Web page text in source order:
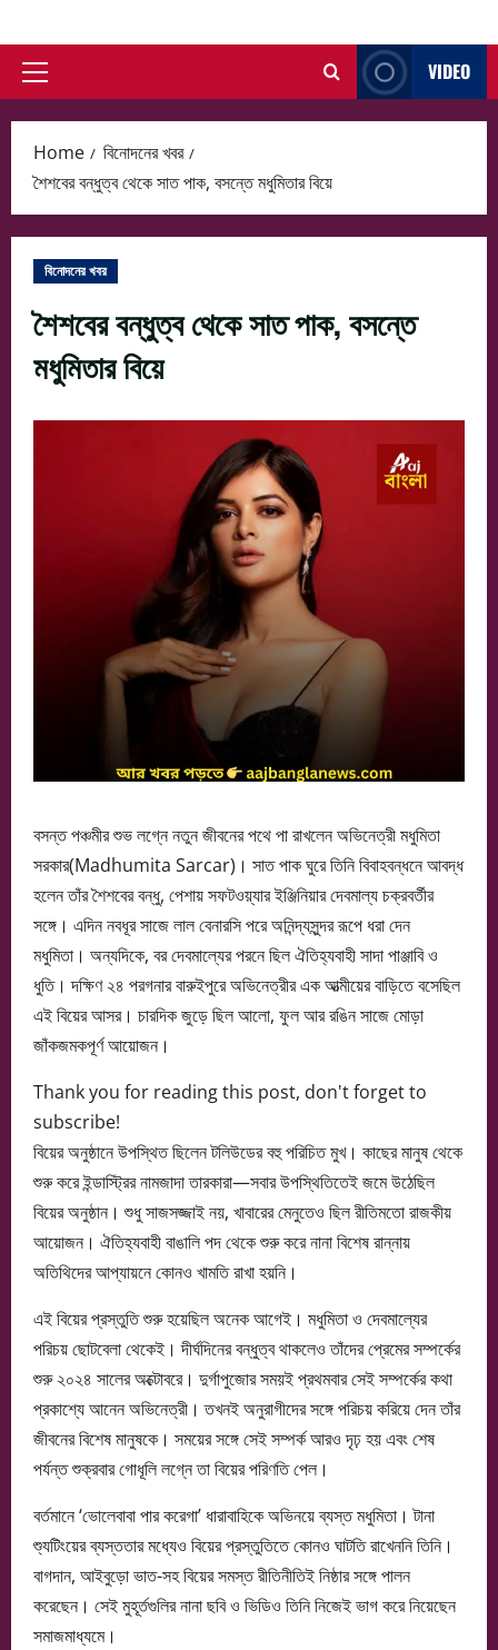
to
contentPrimary
VIDEO
Home
বিনোদনের খবর
শৈশবের বন্ধুত্ব থেকে সাত পাক, বসন্তে মধুমিতার বিয়ে
বিনোদনের খবর
শৈশবের বন্ধুত্ব থেকে সাত পাক, বসন্তে
মধুমিতার বিয়ে
বসন্ত পঞ্চমীর শুভ লগ্নে নতুন জীবনের পথে পা রাখলেন অভিনেত্রী মধুমিতা
সরকার(Madhumita Sarcar)। সাত পাক ঘুরে তিনি বিবাহবন্ধনে আবদ্ধ
হলেন তাঁর শৈশবের বন্ধু, পেশায় সফটওয়্যার ইঞ্জিনিয়ার দেবমাল্য চক্রবর্তীর
সঙ্গে। এদিন নবধূর সাজে লাল বেনারসি পরে অনিন্দ্যসুন্দর রূপে ধরা দেন
মধুমিতা। অন্যদিকে, বর দেবমাল্যের পরনে ছিল ঐতিহ্যবাহী সাদা পাঞ্জাবি ও
ধুতি। দক্ষিণ ২৪ পরগনার বারুইপুরে অভিনেত্রীর এক আত্মীয়ের বাড়িতে বসেছিল
এই বিয়ের আসর। চারদিক জুড়ে ছিল আলো, ফুল আর রঙিন সাজে মোড়া
জাঁকজমকপূর্ণ আয়োজন।
Thank you for reading this post, don't forget to
subscribe!
বিয়ের অনুষ্ঠানে উপস্থিত ছিলেন টলিউডের বহু পরিচিত মুখ। কাছের মানুষ থেকে
শুরু করে ইন্ডাস্ট্রির নামজাদা তারকারা—সবার উপস্থিতিতেই জমে উঠেছিল
বিয়ের অনুষ্ঠান। শুধু সাজসজ্জাই নয়, খাবারের মেনুতেও ছিল রীতিমতো রাজকীয়
আয়োজন। ঐতিহ্যবাহী বাঙালি পদ থেকে শুরু করে নানা বিশেষ রান্নায়
অতিথিদের আপ্যায়নে কোনও খামতি রাখা হয়নি।
এই বিয়ের প্রস্তুতি শুরু হয়েছিল অনেক আগেই। মধুমিতা ও দেবমাল্যের
পরিচয় ছোটবেলা থেকেই। দীর্ঘদিনের বন্ধুত্ব থাকলেও তাঁদের প্রেমের সম্পর্কের
শুরু ২০২৪ সালের অক্টোবরে। দুর্গাপুজোর সময়ই প্রথমবার সেই সম্পর্কের কথা
প্রকাশ্যে আনেন অভিনেত্রী। তখনই অনুরাগীদের সঙ্গে পরিচয় করিয়ে দেন তাঁর
জীবনের বিশেষ মানুষকে। সময়ের সঙ্গে সেই সম্পর্ক আরও দৃঢ় হয় এবং শেষ
পর্যন্ত শুক্রবার গোধূলি লগ্নে তা বিয়ের পরিণতি পেল।
বর্তমানে ‘ভোলেবাবা পার করেগা’ ধারাবাহিকে অভিনয়ে ব্যস্ত মধুমিতা। টানা
শ্যুটিংয়ের ব্যস্ততার মধ্যেও বিয়ের প্রস্তুতিতে কোনও ঘাটতি রাখেননি তিনি।
বাগদান, আইবুড়ো ভাত-সহ বিয়ের সমস্ত রীতিনীতিই নিষ্ঠার সঙ্গে পালন
করেছেন। সেই মুহূর্তগুলির নানা ছবি ও ভিডিও তিনি নিজেই ভাগ করে নিয়েছেন
সমাজমাধ্যমে।